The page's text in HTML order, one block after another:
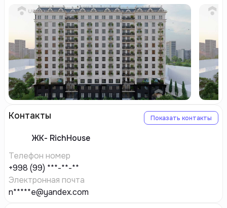
Контакты Показать контакты
ЖК- RichHouse
Телефон номер
+998 (99) ***-**-**
Электронная почта
n*****e@yandex.com